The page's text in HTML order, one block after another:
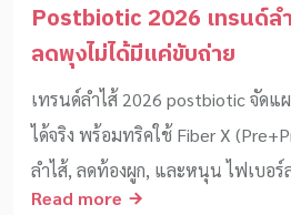
Postbiotic 2026 เทรนด์ล
ลดพุงไม่ได้มีแค่ขับถ่าย
เทรนด์ลำไส้ 2026 postbiotic จัดแ
ได้จริง พร้อมทริคใช้ Fiber X
ลำไส้, ลดท้องผูก, และหนุน ไฟเบอร์
Read more